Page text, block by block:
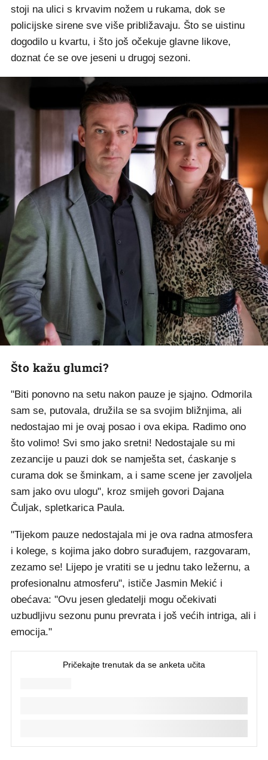
stoji na ulici s krvavim nožem u rukama, dok se
policijske sirene sve više približavaju. Što se uistinu
dogodilo u kvartu, i što još očekuje glavne likove,
doznat će se ove jeseni u drugoj sezoni.
Što kažu glumci?
"Biti ponovno na setu nakon pauze je sjajno. Odmorila
sam se, putovala, družila se sa svojim bližnjima, ali
nedostajao mi je ovaj posao i ova ekipa. Radimo ono
što volimo! Svi smo jako sretni! Nedostajale su mi
zezancije u pauzi dok se namješta set, ćaskanje s
curama dok se šminkam, a i same scene jer zavoljela
sam jako ovu ulogu", kroz smijeh govori Dajana
Čuljak, spletkarica Paula.
"Tijekom pauze nedostajala mi je ova radna atmosfera
i kolege, s kojima jako dobro surađujem, razgovaram,
zezamo se! Lijepo je vratiti se u jednu tako ležernu, a
profesionalnu atmosferu", ističe Jasmin Mekić i
obećava: "Ovu jesen gledatelji mogu očekivati
uzbudljivu sezonu punu prevrata i još većih intriga, ali i
emocija."